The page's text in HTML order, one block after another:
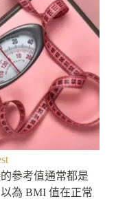
參考值通常都是
為 BMI 值在正常